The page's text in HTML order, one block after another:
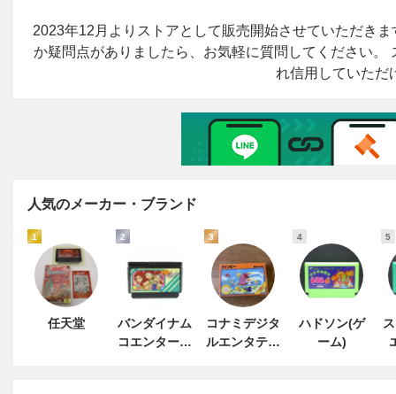
人気のメーカー・ブランド
1
任天堂
2
バンダイナム
コエンターテ
3
コナミデジタ
ルエンタテイ
4
ハドソン(ゲ
ーム)
5